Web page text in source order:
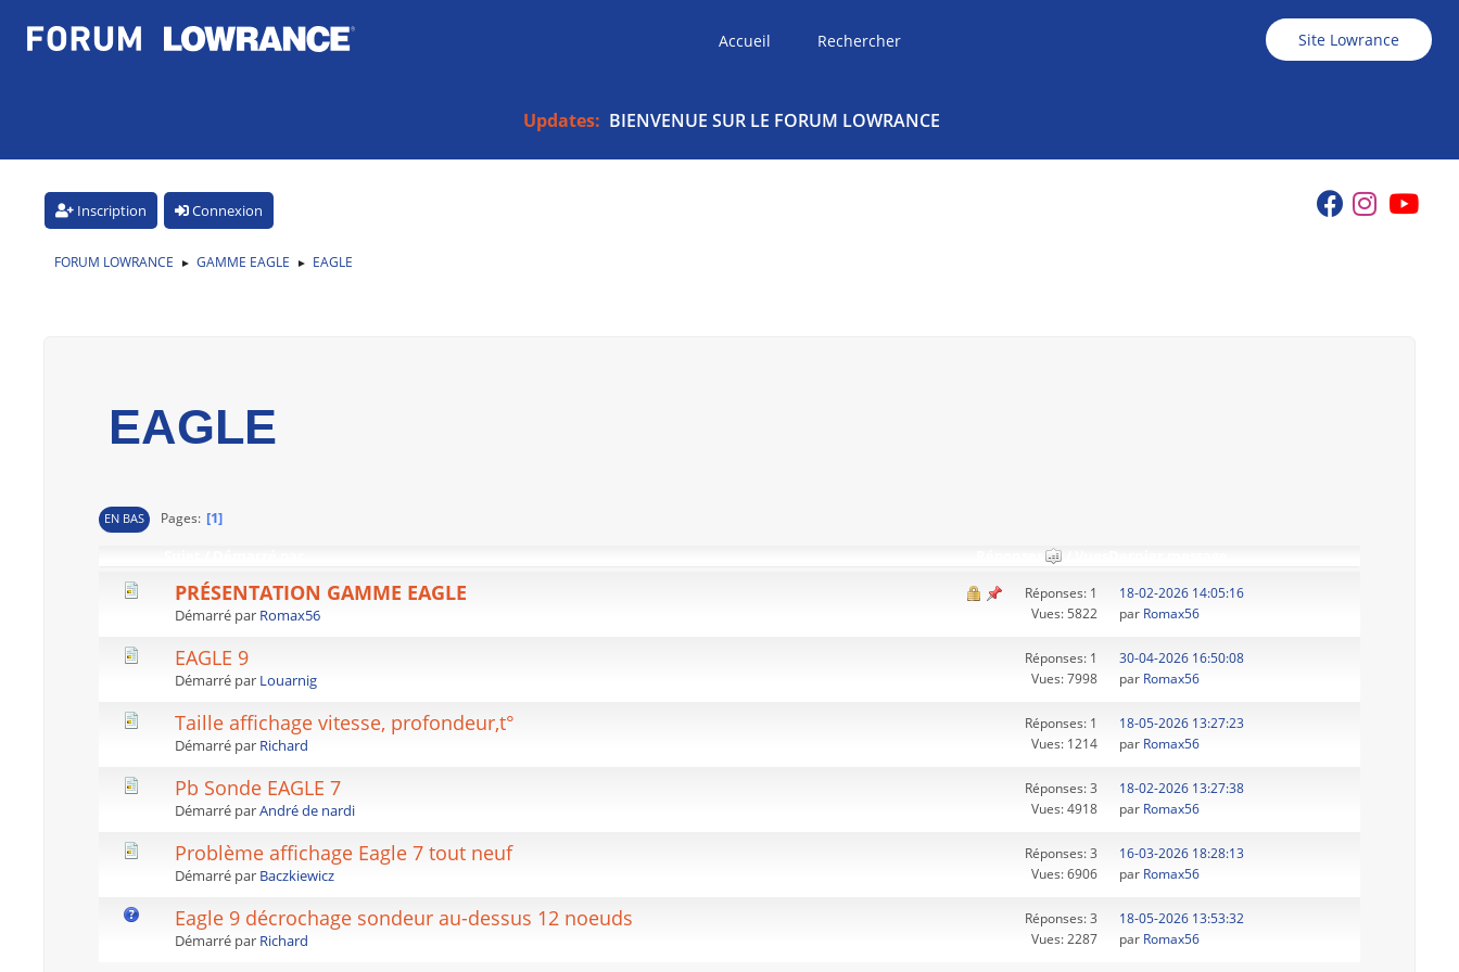
Accueil Rechercher Site Lowrance
Updates: BIENVENUE SUR LE FORUM LOWRANCE
Inscription Connexion
FORUM LOWRANCE ► GAMME EAGLE ► EAGLE
EAGLE
EN BAS Pages
1
PRÉSENTATION GAMME EAGLE
Démarré par Romax56
Réponses: 1
Vues: 5822
18-02-2026 14:05:16
par Romax56
EAGLE 9
Démarré par Louarnig
Réponses: 1
Vues: 7998
30-04-2026 16:50:08
par Romax56
Taille affichage vitesse, profondeur,t°
Démarré par Richard
Réponses: 1
Vues: 1214
18-05-2026 13:27:23
par Romax56
Pb Sonde EAGLE 7
Démarré parAndré de nardi
Réponses: 3
Vues: 4918
18-02-2026 13:27:38
par Romax56
Problème affichage Eagle 7 tout neuf
Démarré par Baczkiewicz
Réponses: 3
Vues: 6906
16-03-2026 18:28:13
par Romax56
Eagle 9 décrochage sondeur au-dessus 12 noeuds
Démarré par Richard
Réponses: 3
Vues: 2287
18-05-2026 13:53:32
par Romax56